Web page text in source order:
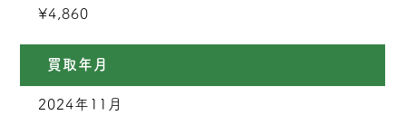
¥4,860
買取年月
2024年11月